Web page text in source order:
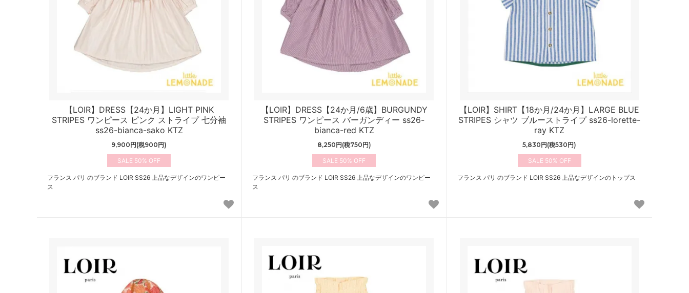
【LOIR】DRESS【24か月】LIGHT PINK
STRIPES ワンピース ピンク ストライプ 七分袖
ss26-bianca-sako KTZ
9,900円(税900円)
50%
フランス パリ のブランド LOIR SS26 上品なデザインのワンピー
ス
【LOIR】DRESS【24か月/6歳】BURGUNDY
STRIPES ワンピース バーガンディー ss26-
bianca-red KTZ
8,250円(税750円)
50%
フランス パリ のブランド LOIR SS26 上品なデザインのワンピー
ス
【LOIR】SHIRT【18か月/24か月】LARGE BLUE
STRIPES シャツ ブルーストライプ ss26-lorette-
ray KTZ
5,830円(税530円)
50%
フランス パリ のブランド LOIR SS26 上品なデザインのトップス